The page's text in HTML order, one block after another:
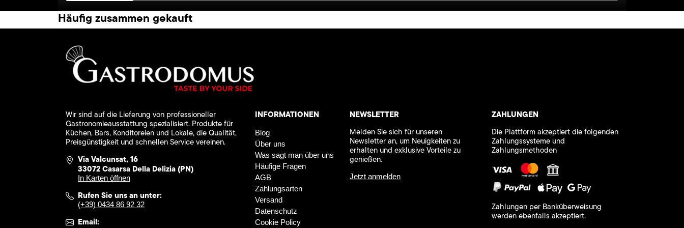
Häufig zusammen gekauft
Wir sind auf die Lieferung von professioneller
Gastronomieausstattung spezialisiert. Produkte für
Küchen, Bars, Konditoreien und Lokale, die Qualität,
Preisgünstigkeit und schnellen Service vereinen.
Via Valcunsat, 16
33072 Casarsa Della Delizia (PN)
In Karten öffnen
Rufen Sie uns an unter:
(+39) 0434 86 92 32
Email:
INFORMATIONEN
Blog
Über uns
Was sagt man über uns
Häufige Fragen
AGB
Zahlungsarten
Versand
Datenschutz
Cookie Policy
NEWSLETTER
Melden Sie sich für unseren
Newsletter an, um Neuigkeiten zu
erhalten und exklusive Vorteile zu
genießen.
Jetzt anmelden
ZAHLUNGEN
Die Plattform akzeptiert die folgenden
Zahlungssysteme und
Zahlungsmethoden
Zahlungen per Banküberweisung
werden ebenfalls akzeptiert.